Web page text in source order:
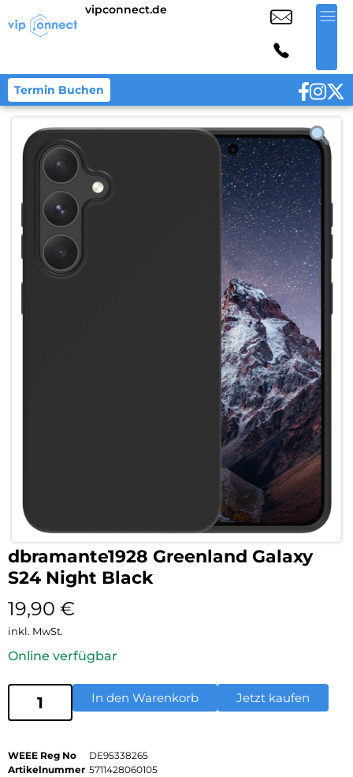
vipconnect.de
Termin Buchen
dbramante1928 Greenland Galaxy
S24 Night Black
19,90 €
inkl. MwSt.
Online verfügbar
In den Warenkorb Jetzt kaufen
WEEE Reg No
DE95338265
Artikelnummer 5711428060105